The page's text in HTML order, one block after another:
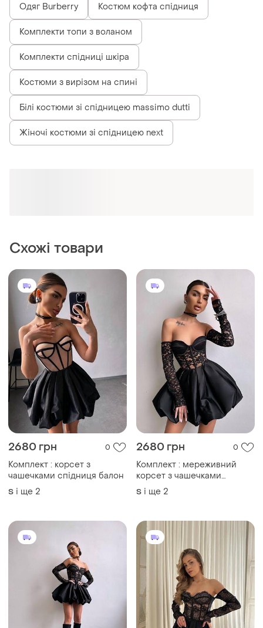
Одяг Burberry Костюм кофта спідниця
Комплекти топи з воланом
Комплекти спідниці шкіра
Костюми з вирізом на спині
Білі костюми зі спідницею massimo dutti
Жіночі костюми зі спідницею next
Схожі товари
2680 грн 0
Комплект : корсет з
чашечками спідниця балон
S і ще 2
2680 грн 0
Комплект : мереживний
корсет з чашечками
спідниця балон
S і ще 2